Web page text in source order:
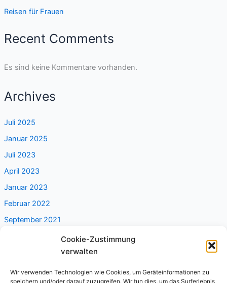
Cookie-Zustimmung
verwalten
Wir verwenden Technologien wie Cookies, um Geräteinformationen zu
speichern und/oder darauf zuzugreifen. Wir tun dies, um das Surferlebnis
Reisen für Frauen
Recent Comments
Es sind keine Kommentare vorhanden.
Archives
Juli 2025
Januar 2025
Juli 2023
April 2023
Januar 2023
Februar 2022
September 2021
Categories
Alleine reisen